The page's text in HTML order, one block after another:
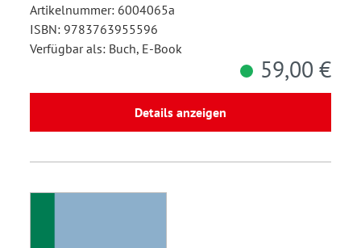
Artikelnummer: 6004065a
ISBN: 9783763955596
Verfügbar als: Buch, E-Book
59,00 €
Details anzeigen